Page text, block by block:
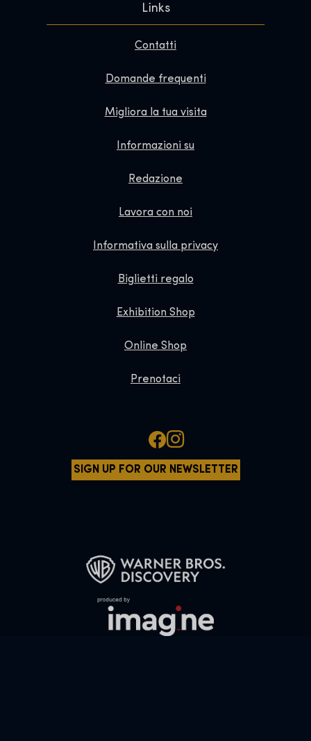
Links
Contatti
Domande frequenti
Migliora la tua visita
Informazioni su
Redazione
Lavora con noi
Informativa sulla privacy
Biglietti regalo
Exhibition Shop
Online Shop
Prenotaci
SIGN UP FOR OUR NEWSLETTER